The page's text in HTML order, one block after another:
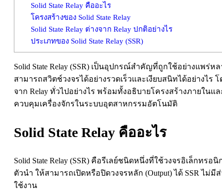
Solid State Relay คืออะไร
โครงสร้างของ Solid State Relay
Solid State Relay ต่างจาก Relay ปกติอย่างไร
ประเภทของ Solid State Relay (SSR)
Solid State Relay (SSR) เป็นอุปกรณ์สำคัญที่ถูกใช้อย่างแพ
สามารถสวิตช์วงจรได้อย่างรวดเร็วและเงียบสนิทได้อย่างไร
จาก Relay ทั่วไปอย่างไร พร้อมทั้งอธิบายโครงสร้างภายใน
ควบคุมเครื่องจักรในระบบอุตสาหกรรมอัตโนมัติ
Solid State Relay คืออะไร
Solid State Relay (SSR) คือรีเลย์ชนิดหนึ่งที่ใช้วงจรอิเล็ก
ตัวนำ ให้สามารถเปิดหรือปิดวงจรหลัก (Output) ได้ SSR ไ
ใช้งาน